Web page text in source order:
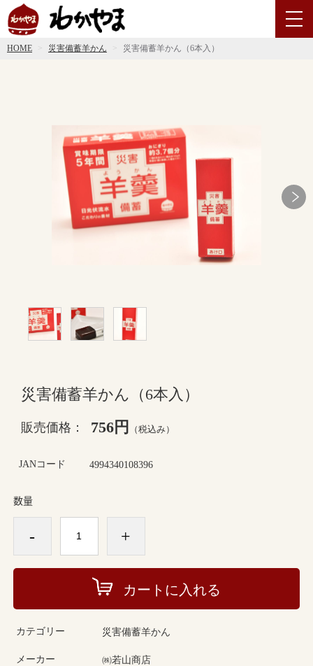
HOME 災害備蓄羊かん 災害備蓄羊かん（6本入）
災害備蓄羊かん（6本入）
販売価格： 756円 （税込み）
JANコード 4994340108396
数量
- +
カートに入れる
カテゴリー 災害備蓄羊かん
メーカー ㈱若山商店